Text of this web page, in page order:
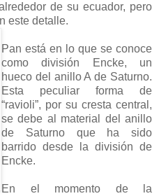
de su ecuador, pero
este detalle.
Pan está en lo que se conoce
como división Encke, un
hueco del anillo A de Saturno.
Esta peculiar forma de
“ravioli”, por su cresta central,
se debe al material del anillo
de Saturno que ha sido
barrido desde la división de
Encke.
En el momento de la